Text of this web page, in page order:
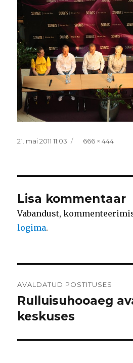
Postitatud
21. mai 2011 11:03 Täissuurus
666 × 444
Lisa kommentaar
Vabandust,
logima.
AVALDATUD POSTITUSES
Rulluisuhooaeg
keskuses